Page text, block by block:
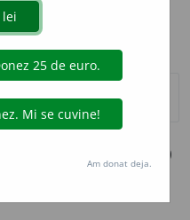
(Un ~ complet de cuțite.)
Am donat deja.